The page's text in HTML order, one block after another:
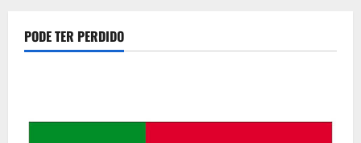
PODE TER PERDIDO